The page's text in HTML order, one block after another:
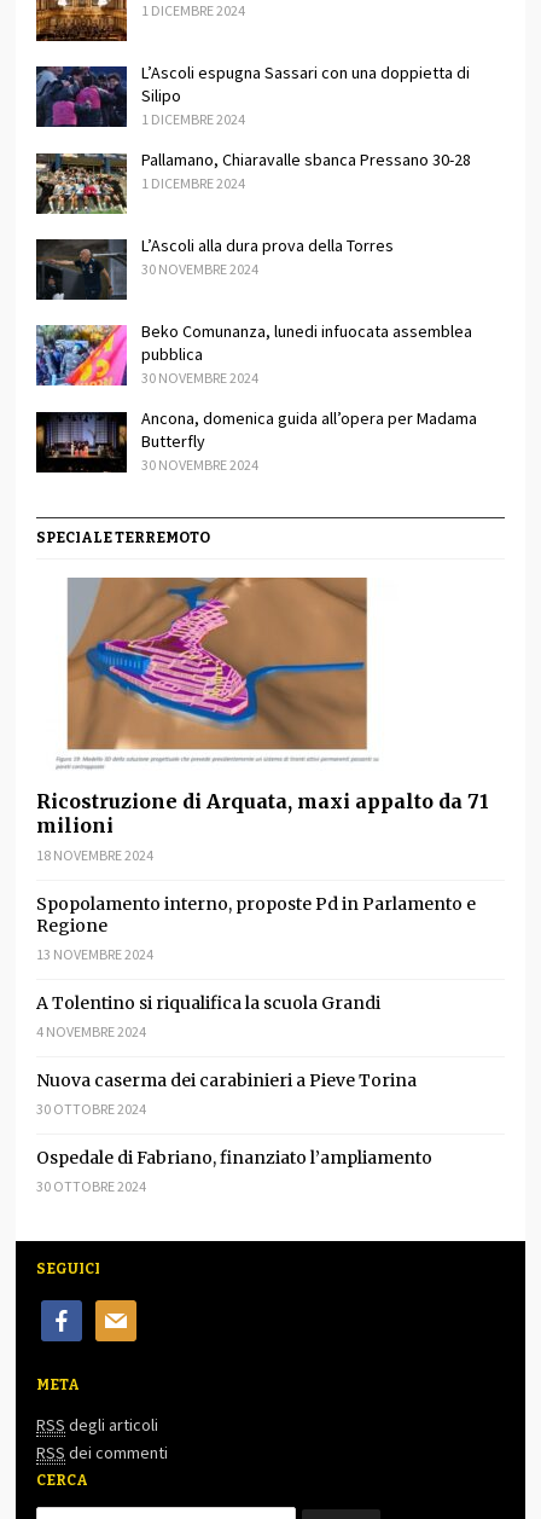
1 DICEMBRE 2024
L’Ascoli espugna Sassari con una doppietta di
Silipo
1 DICEMBRE 2024
Pallamano, Chiaravalle sbanca Pressano 30-28
1 DICEMBRE 2024
L’Ascoli alla dura prova della Torres
30 NOVEMBRE 2024
Beko Comunanza, lunedi infuocata assemblea
pubblica
30 NOVEMBRE 2024
Ancona, domenica guida all’opera per Madama
Butterfly
30 NOVEMBRE 2024
SPECIALE TERREMOTO
Ricostruzione di Arquata, maxi appalto da 71
milioni
18 NOVEMBRE 2024
Spopolamento interno, proposte Pd in Parlamento e
Regione
13 NOVEMBRE 2024
A Tolentino si riqualifica la scuola Grandi
4 NOVEMBRE 2024
Nuova caserma dei carabinieri a Pieve Torina
30 OTTOBRE 2024
Ospedale di Fabriano, finanziato l’ampliamento
30 OTTOBRE 2024
SEGUICI
facebookmail
META
RSS degli articoli
RSS dei commenti
CERCA